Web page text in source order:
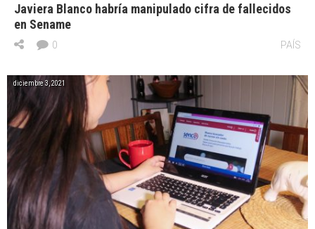
Javiera Blanco habría manipulado cifra de fallecidos
en Sename
PAÍS
0
diciembre 3, 2021